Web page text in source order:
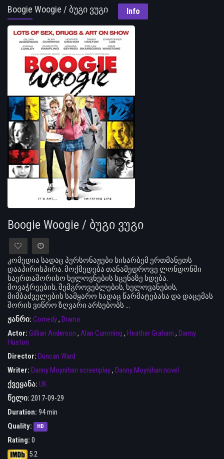
Boogie Woogie / ბუგი ვუგი Info
Boogie Woogie / ბუგი ვუგი
კომედია სადაც პერსონაჟები სიხარბემ ერთმანეთს
დააპირისპირა. მოქმედება თანამედროვე ლონდონში
საერთაშორისო ხელოვნების სცენაზე ხდება.
მოვაჭრეების, შემგროვებლების, ხელოვანების,
მიმბაძველების სამყარო სადაც წარმატებასა და დაცემას
შორის ვიწრო ზღვარი არსებობს ...
ჟანრი: Comedy, Drama
Actor: Gillian Anderson , Alan Cumming , Heather Graham , Danny
Huston
Director: Duncan Ward
Writer: Danny Moynihan screenplay, Danny Moynihan novel
ქვეყანა: UK
წელი: 2017-09-29
Duration: 94 min
Quality:
HD
Rating: 0
5.2